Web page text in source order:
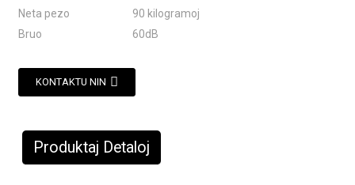
Neta pezo
90 kilogramoj
Bruo
60dB
KONTAKTU NIN
Produktaj Detaloj